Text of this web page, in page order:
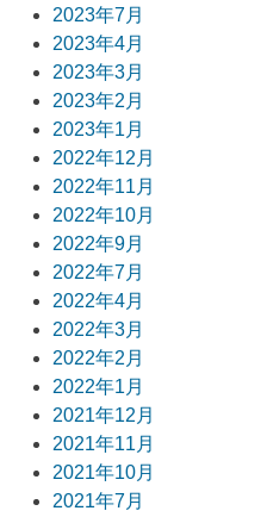
2023年7月
2023年4月
2023年3月
2023年2月
2023年1月
2022年12月
2022年11月
2022年10月
2022年9月
2022年7月
2022年4月
2022年3月
2022年2月
2022年1月
2021年12月
2021年11月
2021年10月
2021年7月